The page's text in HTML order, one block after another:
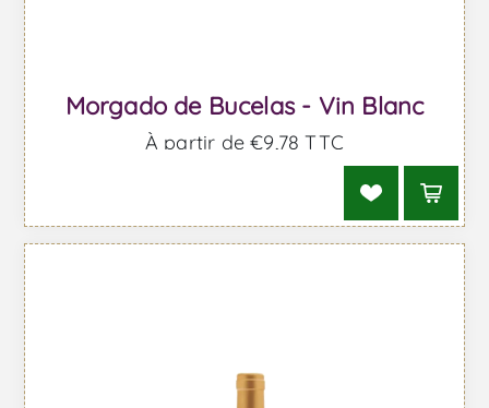
Morgado de Bucelas - Vin Blanc
À partir de €9,78 TTC